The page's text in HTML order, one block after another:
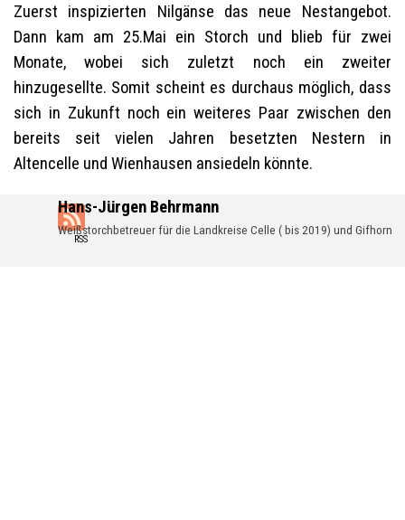
Zuerst inspizierten Nilgänse das neue Nestangebot.
Dann kam am 25.Mai ein Storch und blieb für zwei
Monate, wobei sich zuletzt noch ein zweiter
hinzugesellte. Somit scheint es durchaus möglich, dass
sich in Zukunft noch ein weiteres Paar zwischen den
bereits seit vielen Jahren besetzten Nestern in
Altencelle und Wienhausen ansiedeln könnte.
Hans-Jürgen Behrmann
Weißstorchbetreuer für die Landkreise Celle ( bis 2019) und Gifhorn
RSS